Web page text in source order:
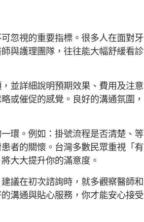
忽視的重要指標。很多人在面對牙
與護理團隊，往往能大幅舒緩看診
並詳細說明預期效果、費用及注意
或催促的感覺。良好的溝通氛圍，
環。例如：掛號流程是否清楚、等
者的關懷。台灣多數民眾重視「有
大大提升你的滿意度。
議在初次諮詢時，就多觀察醫師和
溝通與貼心服務，你才能安心接受